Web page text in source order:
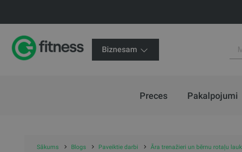
Biznesam
Preces Pakalpojumi
Sākums Blogs Paveiktie darbi Āra trenažieri un bērnu rotaļu